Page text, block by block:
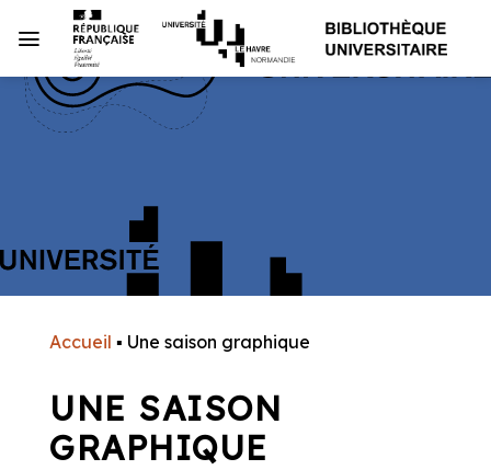
au
Accueil ▪ Une saison graphique
UNE SAISON
GRAPHIQUE